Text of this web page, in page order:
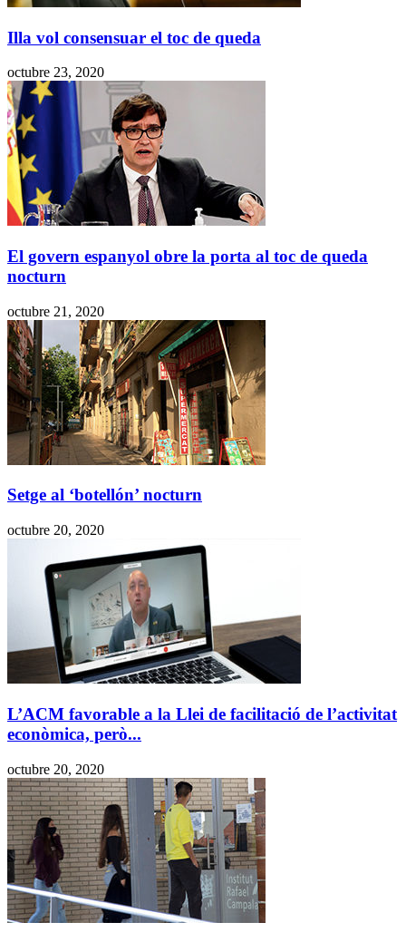
Illa vol consensuar el toc de queda
octubre 23, 2020
El govern espanyol obre la porta al toc de queda
nocturn
octubre 21, 2020
Setge al ‘botellón’ nocturn
octubre 20, 2020
L’ACM favorable a la Llei de facilitació de l’activitat
econòmica, però...
octubre 20, 2020